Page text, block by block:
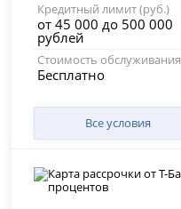
Кредитный лимит (руб.)
от 45 000 до 500 000
рублей
Стоимость обслуживания
Бесплатно
Все условия